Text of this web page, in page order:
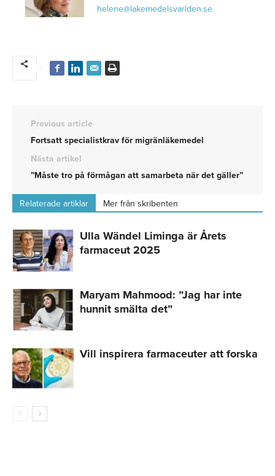
helene@lakemedelsvarlden.se
Previous article
Fortsatt specialistkrav för migränläkemedel
Nästa artikel
”Måste tro på förmågan att samarbeta när det gäller”
Relaterade artiklar Mer från skribenten
Ulla Wändel Liminga är Årets
farmaceut 2025
Maryam Mahmood: ”Jag har inte
hunnit smälta det”
Vill inspirera farmaceuter att forska